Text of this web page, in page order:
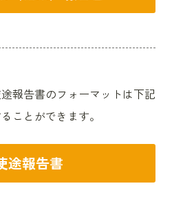
報告書のフォーマットは下記
ことができます。
途報告書